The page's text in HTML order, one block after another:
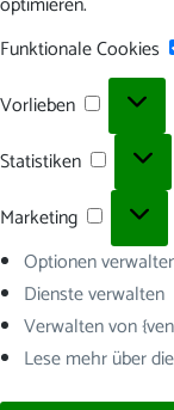
Funktionale Cookies
Vorlieben
Vorlieben
Statistiken
Marketing
Marketing
Optionen
Dienste verwalten
Verwalten von
Lese mehr über